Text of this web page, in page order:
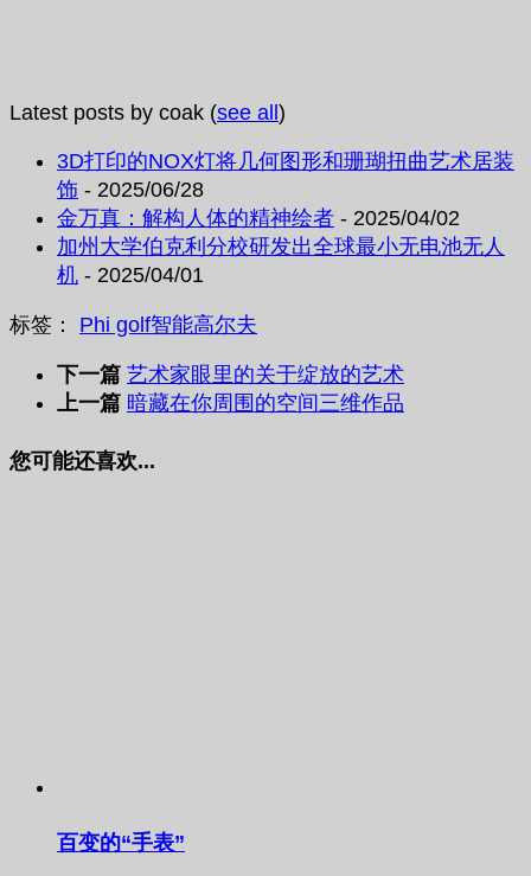
Latest posts by coak (see all )
3D打印的NOX灯将几何图形和珊瑚扭曲艺术居装
饰 - 2025/06/28
金万真：解构人体的精神绘者 - 2025/04/02
加州大学伯克利分校研发出全球最小无电池无人
机 - 2025/04/01
标签： Phi golf智能高尔夫
下一篇 艺术家眼里的关于绽放的艺术
上一篇 暗藏在你周围的空间三维作品
您可能还喜欢...
百变的“手表”